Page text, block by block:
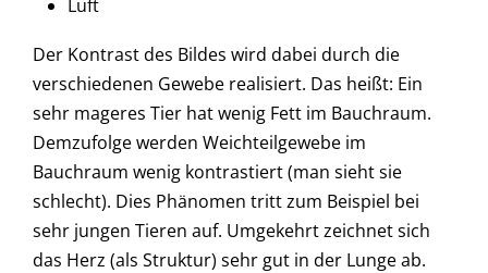
Luft
Der Kontrast des Bildes wird dabei durch die
verschiedenen Gewebe realisiert. Das heißt: Ein
sehr mageres Tier hat wenig Fett im Bauchraum.
Demzufolge werden Weichteilgewebe im
Bauchraum wenig kontrastiert (man sieht sie
schlecht). Dies Phänomen tritt zum Beispiel bei
sehr jungen Tieren auf. Umgekehrt zeichnet sich
das Herz (als Struktur) sehr gut in der Lunge ab.